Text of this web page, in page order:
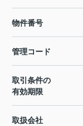
物件番号
管理コード
取引条件の
有効期限
取扱会社